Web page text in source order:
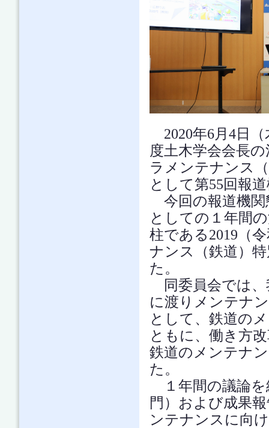
2020年6月4日
度土木学会会長
ラメンテナンス
として第55回報
今回の報道機関
としての１年間
柱である2019（
ナンス（鉄道）
た。
同委員会では、
に渡りメンテナ
として、鉄道の
ともに、働き方
鉄道のメンテナ
た。
１年間の議論を
門）および成果
ンテナンスに向